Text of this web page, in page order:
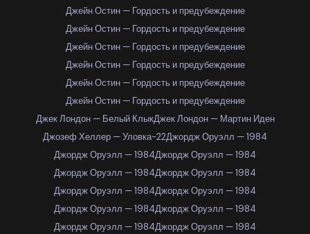
Джейн Остин — Гордость и предубеждение
Джейн Остин — Гордость и предубеждение
Джейн Остин — Гордость и предубеждение
Джейн Остин — Гордость и предубеждение
Джейн Остин — Гордость и предубеждение
Джейн Остин — Гордость и предубеждение
Джек Лондон — Белый КлыкДжек Лондон — Мартин Иден
Джозеф Хеллер — Уловка-22Джордж Оруэлл — 1984
Джордж Оруэлл — 1984Джордж Оруэлл — 1984
Джордж Оруэлл — 1984Джордж Оруэлл — 1984
Джордж Оруэлл — 1984Джордж Оруэлл — 1984
Джордж Оруэлл — 1984Джордж Оруэлл — 1984
Джордж Оруэлл — 1984Джордж Оруэлл — 1984